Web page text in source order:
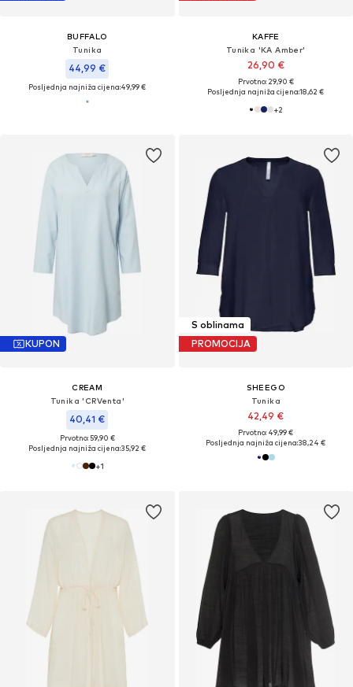
BUFFALO
Tunika
44,99 €
Posljednja najniža cijena:49,99 €
KAFFE
Tunika 'KA Amber'
26,90 €
Prvotno: 29,90 €
Posljednja najniža cijena:18,62 €
+2
KUPON
CREAM
Tunika 'CRVenta'
40,41 €
Prvotno: 59,90 €
Posljednja najniža cijena:35,92 €
+1
S oblinama
PROMOCIJA
SHEEGO
Tunika
42,49 €
Prvotno: 49,99 €
Posljednja najniža cijena:38,24 €